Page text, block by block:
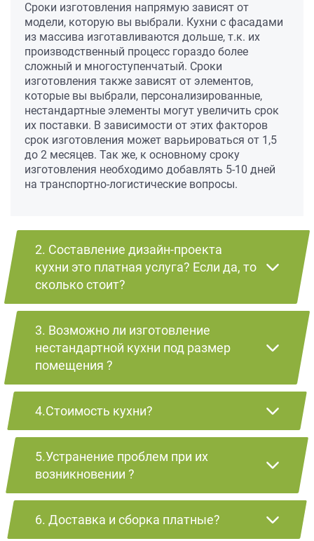
Сроки изготовления напрямую зависят от
модели, которую вы выбрали. Кухни с фасадами
из массива изготавливаются дольше, т.к. их
производственный процесс гораздо более
сложный и многоступенчатый. Сроки
изготовления также зависят от элементов,
которые вы выбрали, персонализированные,
нестандартные элементы могут увеличить срок
их поставки. В зависимости от этих факторов
срок изготовления может варьироваться от 1,5
до 2 месяцев. Так же, к основному сроку
изготовления необходимо добавлять 5-10 дней
на транспортно-логистические вопросы.
2. Составление дизайн-проекта
кухни это платная услуга? Если да, то
сколько стоит?
3. Возможно ли изготовление
нестандартной кухни под размер
помещения ?
4.Стоимость кухни?
5.Устранение проблем при их
возникновении ?
6. Доставка и сборка платные?